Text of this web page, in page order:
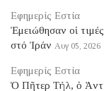
Εφημερίς Εστία
Ἐμειώθησαν οἱ
στό Ἰράν Αυγ 05, 2026
Εφημερίς Εστία
Ὁ Πῆτερ Τήλ, ὁ